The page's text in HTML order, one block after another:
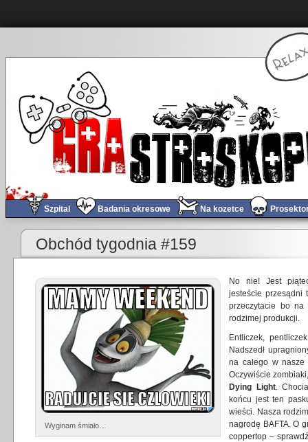
Szpital Badania okresowe Na kozetce
Czas na zmiany mój kochany PieCyku!
Obchód tygodnia #159
Wyginam śmiało…
No nie! Jest
jesteście
przeczytacie bo na
rodzimej produkcji.
Entliczek,
Nadszedł
na całego w
Oczywiście
Dying Light.
końcu jest ten
wieści. Nasza
nagrodę BAFTA. O
coppertop –